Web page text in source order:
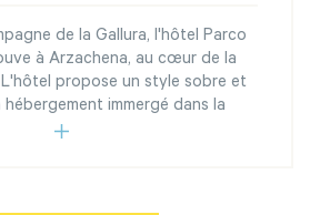
de la Gallura, l'hôtel Parco
à Arzachena, au cœur de la
propose un style sobre et
immergé dans la